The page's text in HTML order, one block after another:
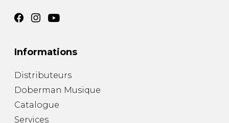
Informations
Distributeurs
Doberman Musique
Catalogue
Services